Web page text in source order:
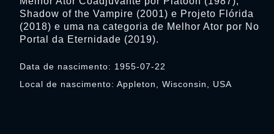
Data de nascimento: 1955-07-22
Local de nascimento: Appleton, Wisconsin, USA
Shadow of the Vampire (2001) e Projeto Flórida
(2018) e uma na categoria de Melhor Ator por No
Portal da Eternidade (2019).